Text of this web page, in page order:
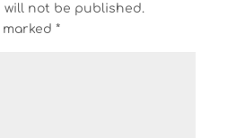
will not be published.
*